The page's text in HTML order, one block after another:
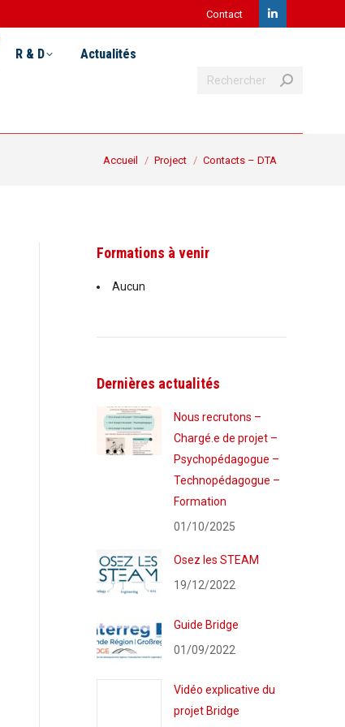
Contact
LinkedIn
opens
new
window
R & D Actualités
Recherche
Vous êtes ici :
Accueil Project Contacts – DTA
Formations à venir
Aucun
Dernières actualités
Nous recrutons –
Chargé.e de projet –
Psychopédagogue –
Technopédagogue –
Formation
01/10/2025
Osez les STEAM
19/12/2022
Guide Bridge
01/09/2022
Vidéo explicative du
projet Bridge
Actualités Postuler